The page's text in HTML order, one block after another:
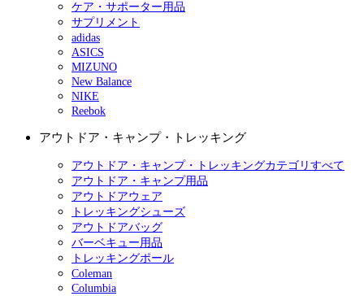
ケア・サポーター用品
サプリメント
adidas
ASICS
MIZUNO
New Balance
NIKE
Reebok
アウトドア・キャンプ・トレッキング
アウトドア・キャンプ・トレッキングカテゴリすべて
アウトドア・キャンプ用品
アウトドアウェア
トレッキングシューズ
アウトドアバッグ
バーベキュー用品
トレッキングポール
Coleman
Columbia